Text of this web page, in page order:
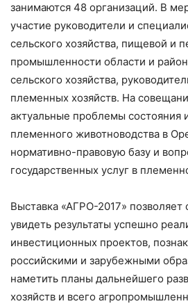
занимаются 48 организаций. В
участие руководители и
сельского хозяйства, пищевой и
промышленности области и
сельского хозяйства,
племенных хозяйств. На
актуальные проблемы состояния
племенного животноводства в
нормативно-правовую базу и
государственных услуг в
Выставка «АГРО-2017» позволяет
увидеть результаты успешно
инвестиционных проектов,
российскими и зарубежными
наметить планы дальнейшего
хозяйств и всего